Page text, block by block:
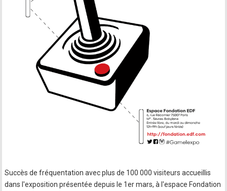
Succès de fréquentation avec plus de 100 000 visiteurs accueillis
dans l'exposition présentée depuis le 1er mars, à l'espace Fondation